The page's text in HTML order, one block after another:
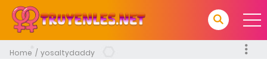
Home yosaltydaddy